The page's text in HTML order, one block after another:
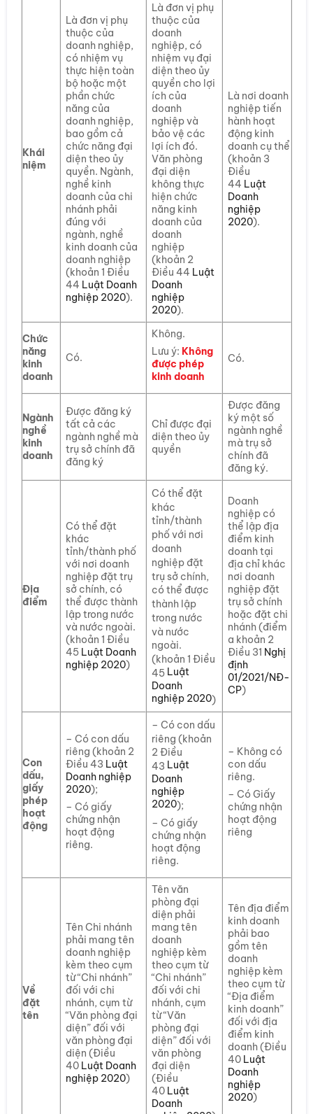
Khái
niệm
Là đơn vị phụ
thuộc của
doanh nghiệp,
có nhiệm vụ
thực hiện toàn
bộ hoặc một
phần chức
năng của
doanh nghiệp,
bao gồm cả
chức năng đại
diện theo ủy
quyền. Ngành,
nghề kinh
doanh của chi
nhánh phải
đúng với
ngành, nghề
kinh doanh của
doanh nghiệp
(khoản 1 Điều
44 Luật Doanh
nghiệp 2020).
Là đơn vị phụ
thuộc của
doanh
nghiệp, có
nhiệm vụ đại
diện theo ủy
quyền cho lợi
ích của
doanh
nghiệp và
bảo vệ các
lợi ích đó.
Văn phòng
đại diện
không thực
hiện chức
năng kinh
doanh của
doanh
nghiệp
(khoản 2
Điều 44 Luật
Doanh
nghiệp
2020).
Là nơi doanh
nghiệp tiến
hành hoạt
động kinh
doanh cụ thể
(khoản 3
Điều
44 Luật
Doanh
nghiệp
2020).
Chức
năng
kinh
doanh
Có.
Không.
Lưu ý: Không
được phép
kinh doanh
Có.
Ngành
nghề
kinh
doanh
Được đăng ký
tất cả các
ngành nghề mà
trụ sở chính đã
đăng ký
Chỉ được đại
diện theo ủy
quyền
Được đăng
ký một số
ngành nghề
mà trụ sở
chính đã
đăng ký.
Địa
điểm
Có thể đặt
khác
tỉnh/thành phố
với nơi doanh
nghiệp đặt trụ
sở chính, có
thể được thành
lập trong nước
và nước ngoài.
(khoản 1 Điều
45 Luật Doanh
nghiệp 2020)
Có thể đặt
khác
tỉnh/thành
phố với nơi
doanh
nghiệp đặt
trụ sở chính,
có thể được
thành lập
trong nước
và nước
ngoài.
(khoản 1 Điều
45 Luật
Doanh
nghiệp 2020)
Doanh
nghiệp có
thể lập địa
điểm kinh
doanh tại
địa chỉ khác
nơi doanh
nghiệp đặt
trụ sở chính
hoặc đặt chi
nhánh (điểm
a khoản 2
Điều 31 Nghị
định
01/2021/NĐ-
CP)
Con
dấu,
giấy
phép
hoạt
động
– Có con dấu
riêng (khoản 2
Điều 43 Luật
Doanh nghiệp
2020);
– Có giấy
chứng nhận
hoạt động
riêng.
– Có con dấu
riêng (khoản
2 Điều
43 Luật
Doanh
nghiệp
2020);
– Có giấy
chứng nhận
hoạt động
riêng.
– Không có
con dấu
riêng.
– Có Giấy
chứng nhận
hoạt động
riêng
Về
đặt
tên
Tên Chi nhánh
phải mang tên
doanh nghiệp
kèm theo cụm
từ “Chi nhánh”
đối với chi
nhánh, cụm từ
“Văn phòng đại
diện” đối với
văn phòng đại
diện (Điều
40 Luật Doanh
nghiệp 2020)
Tên văn
phòng đại
diện phải
mang tên
doanh
nghiệp kèm
theo cụm từ
“Chi nhánh”
đối với chi
nhánh, cụm
từ “Văn
phòng đại
diện” đối với
văn phòng
đại diện
(Điều
40 Luật
Doanh
Tên địa điểm
kinh doanh
phải bao
gồm tên
doanh
nghiệp kèm
theo cụm từ
“Địa điểm
kinh doanh”
đối với địa
điểm kinh
doanh (Điều
40 Luật
Doanh
nghiệp
2020)